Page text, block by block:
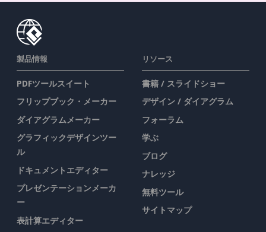
製品情報
PDFツールスイート
フリップブック・メーカー
ダイアグラムメーカー
グラフィックデザインツー
ル
ドキュメントエディター
プレゼンテーションメーカ
ー
表計算エディター
リソース
書籍 / スライドショー
デザイン / ダイアグラム
フォーラム
学ぶ
ブログ
ナレッジ
無料ツール
サイトマップ